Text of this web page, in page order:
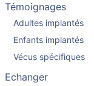
Témoignages
Adultes implantés
Enfants implantés
Vécus spécifiques
Echanger